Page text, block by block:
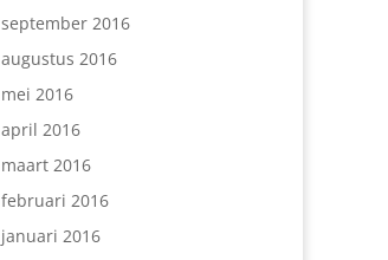
september 2016
augustus 2016
mei 2016
april 2016
maart 2016
februari 2016
januari 2016